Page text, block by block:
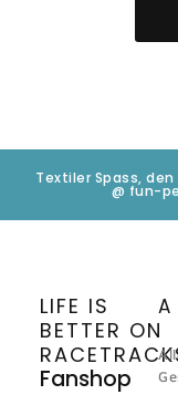
Textiler Spass,
@ fun-
LIFE IS
BETTER ON
Fanshop